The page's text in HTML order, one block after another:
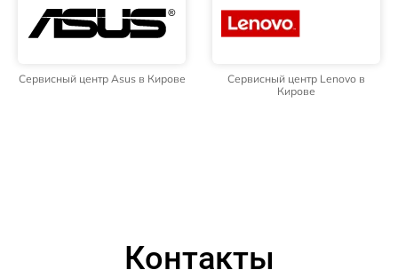
Сервисный центр Asus в Кирове
Сервисный центр Lenovo в
Кирове
Контакты